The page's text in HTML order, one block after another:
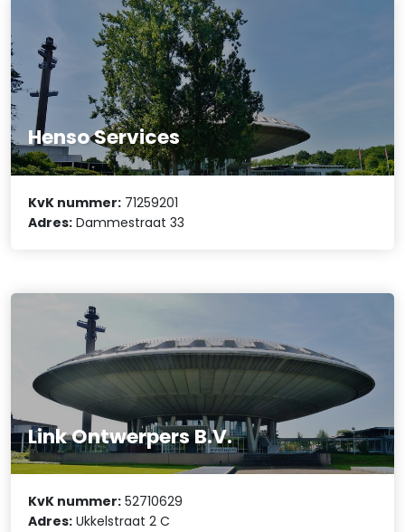
Henso Services
KvK nummer: 71259201
Adres: Dammestraat 33
Link Ontwerpers B.V.
KvK nummer: 52710629
Adres: Ukkelstraat 2 C